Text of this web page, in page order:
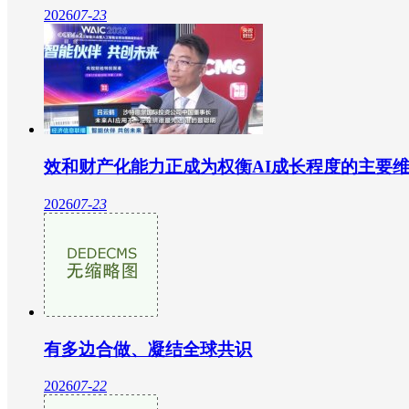
202607-23
效和财产化能力正成为权衡AI成长程度的主要
202607-23
有多边合做、凝结全球共识
202607-22